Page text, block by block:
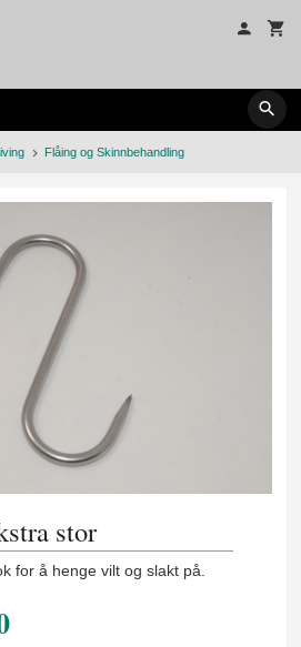
Flåing og Skinnbehandling
stor
for å henge vilt og slakt på.